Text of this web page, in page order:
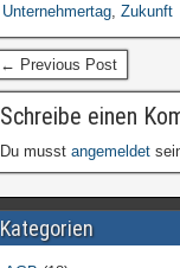
Unternehmertag, Zukunft
← Previous Post
Schreibe einen
Du musst angemeldet
Kategorien